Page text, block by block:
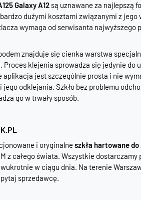
Galaxy A12 są uznawane za najlepszą
dużymi kosztami związanymi z
wymaga od serwisanta
znajduje się cienka warstwa
klejenia sprowadza się jedynie do
aplikacja jest szczególnie prosta i nie
odklejania. Szkło bez problemu
go w trwały sposób.
i oryginalne szkła hartowane do
z całego świata. Wszystkie
w ciągu dnia. Na terenie
sprzedawcę.